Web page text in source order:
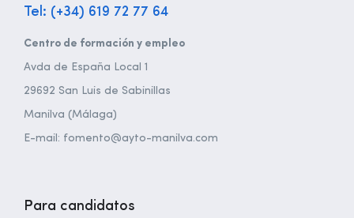
Tel: (+34) 619 72 77 64
Centro de formación y empleo
Avda de España Local 1
29692 San Luis de Sabinillas
Manilva (Málaga)
E-mail: fomento@ayto-manilva.com
Para candidatos